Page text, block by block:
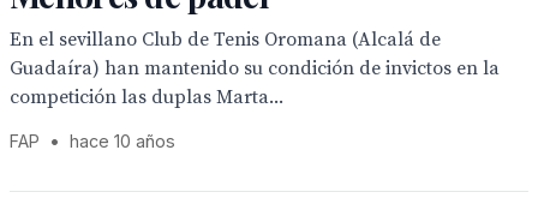
En el sevillano Club de Tenis Oromana (Alcalá de
Guadaíra) han mantenido su condición de invictos en la
competición las duplas Marta...
FAP • hace 10 años